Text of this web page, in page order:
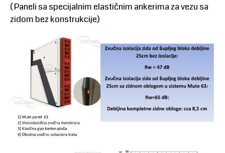
( Paneli sa specijalnim elastičnim ankerima za vezu sa
zidom bez konstrukcije)